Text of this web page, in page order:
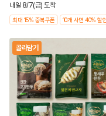
내일 8/7(금) 도착
최대 15% 중복쿠폰 10개 사면 40% 할인
골라담기